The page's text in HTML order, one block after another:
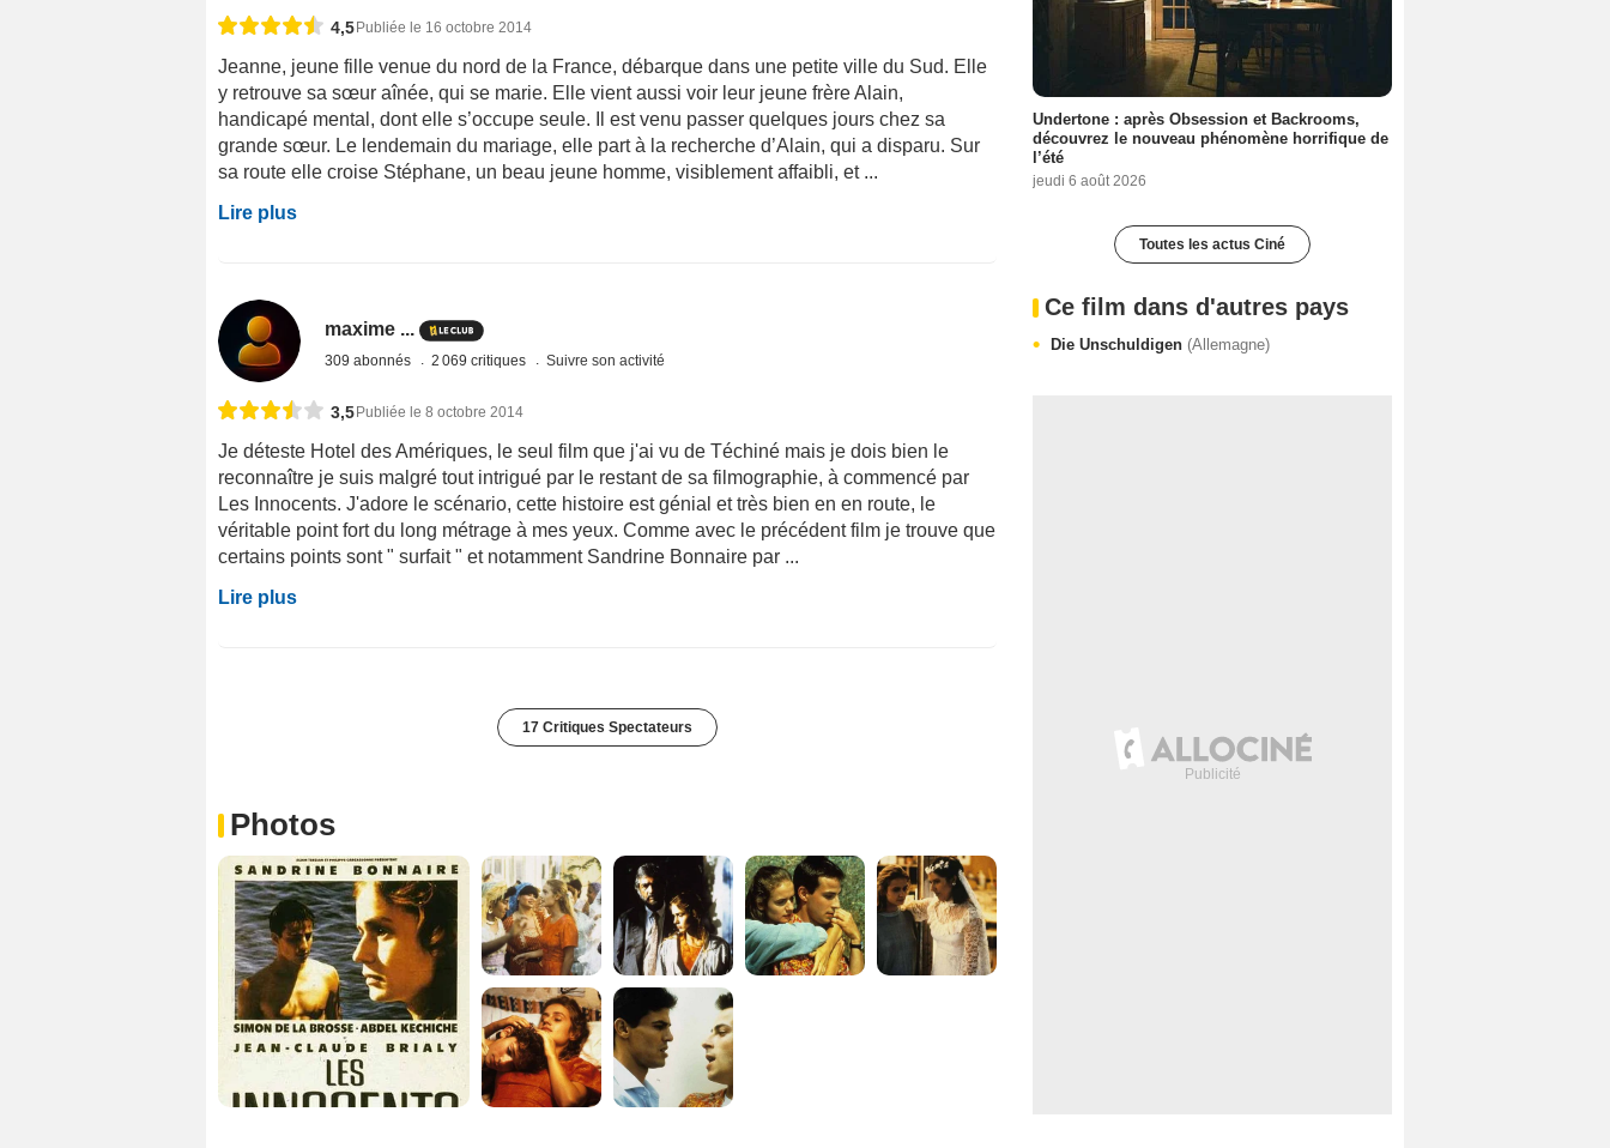
4,5 Publiée le 16 octobre 2014
Jeanne, jeune fille venue du nord de la France, débarque dans une petite ville du Sud. Elle
y retrouve sa sœur aînée, qui se marie. Elle vient aussi voir leur jeune frère Alain,
handicapé mental, dont elle s’occupe seule. Il est venu passer quelques jours chez sa
grande sœur. Le lendemain du mariage, elle part à la recherche d’Alain, qui a disparu. Sur
sa route elle croise Stéphane, un beau jeune homme, visiblement affaibli, et ...
Lire plus
maxime ...
309 abonnés 2 069 critiques Suivre son activité
3,5 Publiée le 8 octobre 2014
Je déteste Hotel des Amériques, le seul film que j'ai vu de Téchiné mais je dois bien le
reconnaître je suis malgré tout intrigué par le restant de sa filmographie, à commencé par
Les Innocents. J'adore le scénario, cette histoire est génial et très bien en en route, le
véritable point fort du long métrage à mes yeux. Comme avec le précédent film je trouve que
certains points sont " surfait " et notamment Sandrine Bonnaire par ...
Lire plus
17 Critiques Spectateurs
Photos
Undertone : après Obsession et Backrooms,
découvrez le nouveau phénomène horrifique de
l’été
jeudi 6 août 2026
Toutes les actus Ciné
Ce film dans d'autres pays
Die Unschuldigen (Allemagne)